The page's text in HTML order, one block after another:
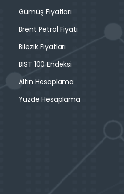
Gümüş Fiyatları
Brent Petrol Fiyatı
Bilezik Fiyatları
BIST 100 Endeksi
Altın Hesaplama
Yüzde Hesaplama